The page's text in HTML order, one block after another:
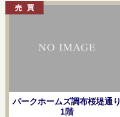
パークホームズ調布桜堤通り
1階